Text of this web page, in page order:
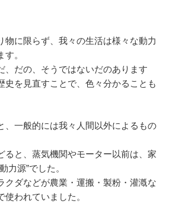
物に限らず、我々の生活は様々な動力
。
、だの、そうではないだのあります
史を見直すことで、色々分かることも
、一般的には我々人間以外によるもの
ると、蒸気機関やモーター以前は、家
力源”でした。
クダなどが農業・運搬・製粉・灌漑な
使われていました。